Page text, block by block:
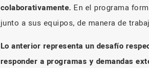
colaborativamente. En el programa
junto a sus equipos, de manera de
Lo anterior representa un desafío
responder a programas y demandas